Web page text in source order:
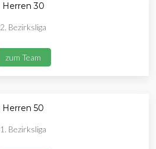
Herren 30
2. Bezirksliga
zum Team
Herren 50
1. Bezirksliga